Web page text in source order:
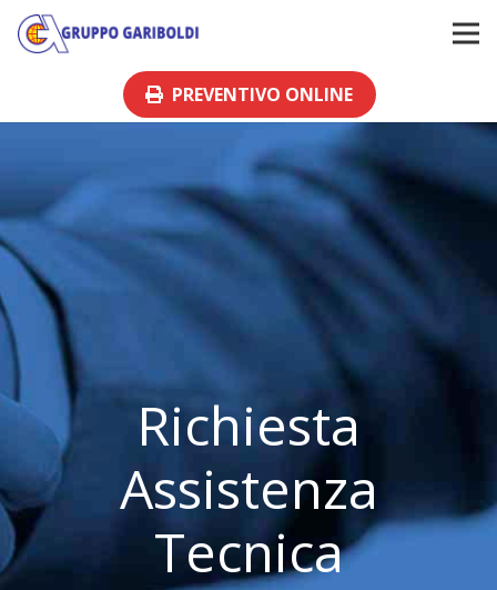
PREVENTIVO ONLINE
Richiesta
Assistenza
Tecnica